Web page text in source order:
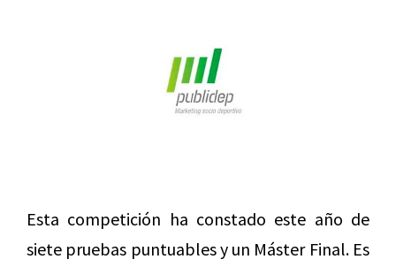
Esta competición ha constado este año de
siete pruebas puntuables y un Máster Final. Es